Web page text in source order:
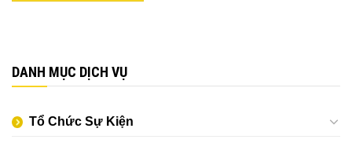
DANH MỤC DỊCH VỤ
Tổ Chức Sự Kiện